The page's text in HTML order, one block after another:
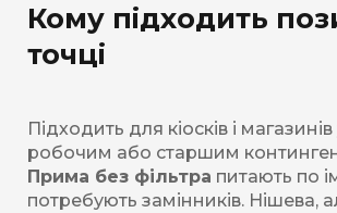
Кому підходить
точці
Підходить для кіосків і
робочим або старшим
Прима без фільтра питають по
потребують замінників. Нішева,